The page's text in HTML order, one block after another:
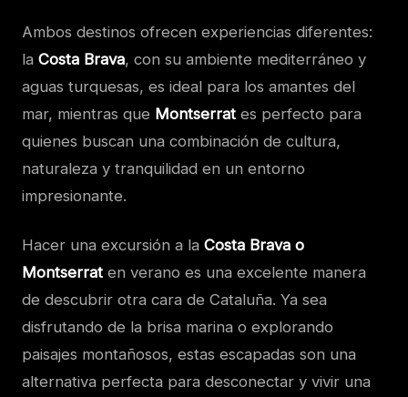
Ambos destinos ofrecen experiencias diferentes:
la Costa Brava, con su ambiente mediterráneo y
aguas turquesas, es ideal para los amantes del
mar, mientras que Montserrat es perfecto para
quienes buscan una combinación de cultura,
naturaleza y tranquilidad en un entorno
impresionante.
Hacer una excursión a la Costa Brava o
Montserrat en verano es una excelente manera
de descubrir otra cara de Cataluña. Ya sea
disfrutando de la brisa marina o explorando
paisajes montañosos, estas escapadas son una
alternativa perfecta para desconectar y vivir una